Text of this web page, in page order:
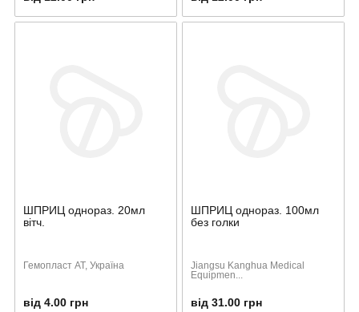
ШПРИЦ однораз. 20мл
вітч.
Гемопласт АТ, Україна
від 4.00 грн
ШПРИЦ однораз. 100мл
без голки
Jiangsu Kanghua Medical
Equipmen...
від 31.00 грн